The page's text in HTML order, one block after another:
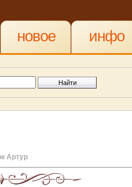
новое инфо
Артур